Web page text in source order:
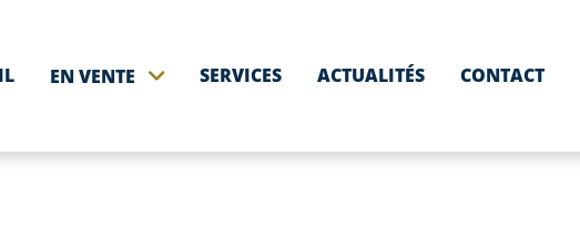
EN VENTE SERVICES ACTUALITÉS CONTACT